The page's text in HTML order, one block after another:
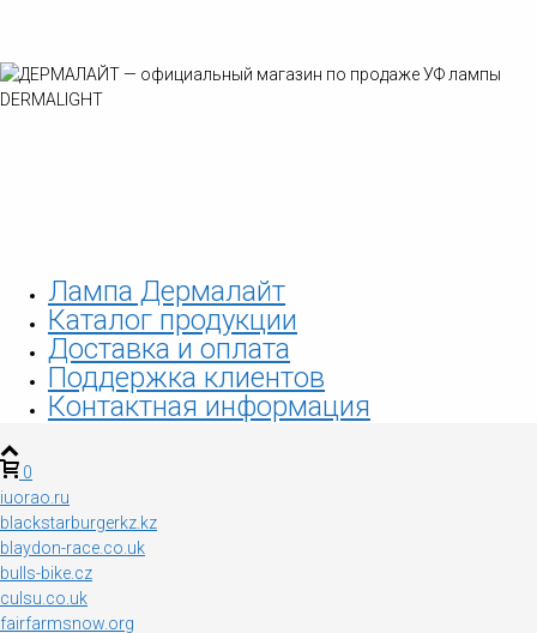
Лампа Дермалайт
Каталог продукции
Доставка и оплата
Поддержка клиентов
Контактная информация
0
iuorao.ru
blackstarburgerkz.kz
blaydon-race.co.uk
bulls-bike.cz
culsu.co.uk
fairfarmsnow.org